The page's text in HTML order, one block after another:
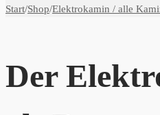
Start/Shop/Elektrokamin / alle
Der